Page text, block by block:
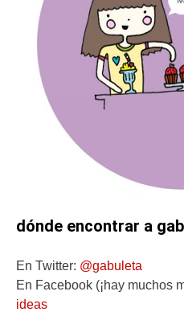
dónde encontrar a
En Twitter: @gabu eta
En Facebook (¡hay muchos
ideas